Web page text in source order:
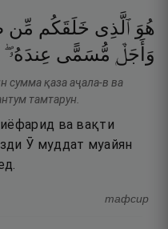
هُوَ ٱلَّذِى خَلَقَكُم مِّن
وَأَجَلٌۭ مُّسَمًّى عِندَهُۥ ۖ
сумма қаза аҷала-в ва
тамтарун.
ва вақти
Ӯ муддат муайян
тафсир